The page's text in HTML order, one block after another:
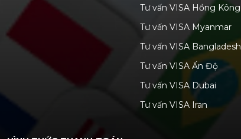
Tư vấn VISA Hồng Kông
Tư vấn VISA Myanmar
Tư vấn VISA Bangladesh
Tư vấn VISA Ấn Độ
Tư vấn VISA Dubai
Tư vấn VISA Iran